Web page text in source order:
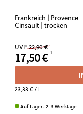
Frankreich | Provence
Cinsault | trocken
UVP 22,90 €
17,50 €
23,33 €/ l
Auf Lager. 2-3 Werktage